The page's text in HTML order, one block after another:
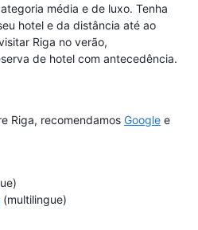
média e de luxo. Tenha
hotel e da distância até ao
Riga no verão,
de hotel com antecedência.
Riga, recomendamos Google e
(multilingue)